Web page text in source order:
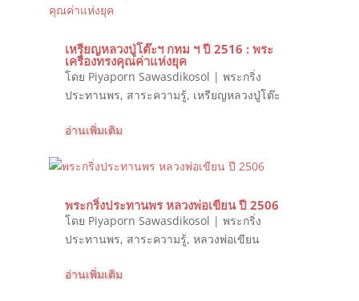
เหรียญหลวงปู่โต๊ะฯ กทม ฯ ปี 2516 : พระ
เครื่องทรงคุณค่าแห่งยุค
โดย Piyaporn Sawasdikosol | พระกริ่ง
ประทานพร, สาระความรู้, เหรียญหลวงปู่โต๊ะ
อ่านเพิ่มเติม
พระกริ่งประทานพร หลวงพ่อเขียน ปี 2506
โดย Piyaporn Sawasdikosol | พระกริ่ง
ประทานพร, สาระความรู้, หลวงพ่อเขียน
อ่านเพิ่มเติม